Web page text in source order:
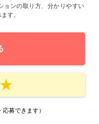
ョンの取り方、分かりやすい
す。
応募できます）